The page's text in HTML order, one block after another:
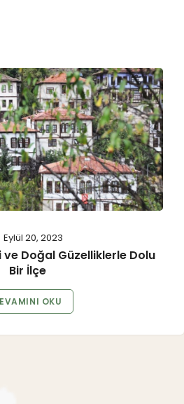
Eylül 20, 2023
Doğal Güzelliklerle Dolu
Bir İlçe
OKU